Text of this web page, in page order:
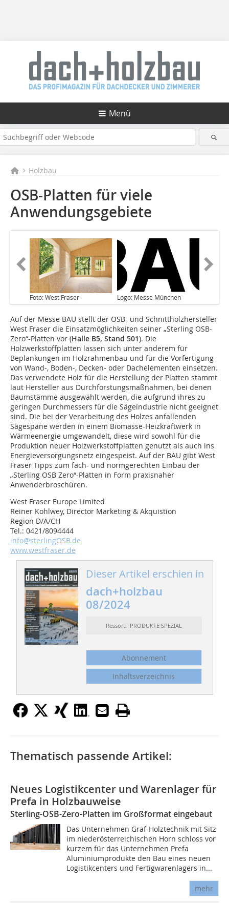
Menü
Holzbau
OSB-Platten für viele
Anwendungsgebiete
Foto: West Fraser Logo: Messe München
Auf der Messe BAU stellt der OSB- und Schnittholzhersteller
West Fraser die Einsatzmöglichkeiten seiner „Sterling OSB-
Zero“-Platten vor (Halle B5, Stand 501). Die
Holzwerkstoffplatten lassen sich unter anderem für
Beplankungen im Holzrahmenbau und für die Vorfertigung
von Wand-, Boden-, Decken- oder Dachelementen einsetzen.
Das verwendete Holz für die Herstellung der Platten stammt
laut Hersteller aus Durchforstungsmaßnahmen, bei denen
Baumstämme ausgewählt werden, die aufgrund ihres zu
geringen Durchmessers für die Sägeindustrie nicht geeignet
sind. Die bei der Verarbeitung des Holzes anfallenden
Sägespäne werden in einem Biomasse-Heizkraftwerk in
Wärmeenergie umgewandelt, diese wird sowohl für die
Produktion neuer Holzwerkstoffplatten genutzt als auch ins
Energieversorgungsnetz eingespeist. Auf der BAU gibt West
Fraser Tipps zum fach- und normgerechten Einbau der
„Sterling OSB Zero“-Platten in Form praxisnaher
Anwenderbroschüren.
West Fraser Europe Limited
Reiner Kohlwey, Director Marketing & ­Akquistion
Region D/A/CH
Tel.: 0421/8094444
info@sterlingOSB.de
www.westfraser.de
Dieser Artikel erschien in
dach+holzbau
08/2024
Ressort: PRODUKTE SPEZIAL
Abonnement
Inhaltsverzeichnis
Thematisch passende Artikel:
Neues Logistikcenter und Warenlager für
Prefa in Holzbauweise
Sterling-OSB-Zero-Platten im Großformat eingebaut
Das Unternehmen Graf-Holztechnik mit Sitz
im niederösterreichischen Horn schloss vor
kurzem für das Unternehmen Prefa
Aluminiumprodukte den Bau eines neuen
Logistikcenters und Fertigwarenlagers in...
mehr